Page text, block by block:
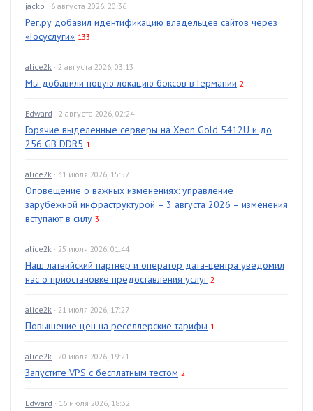
jackb · 6 августа 2026, 20:36
Рег.ру добавил идентификацию владельцев сайтов через
«Госуслуги» 133
alice2k · 2 августа 2026, 03:13
Мы добавили новую локацию боксов в Германии 2
Edward · 2 августа 2026, 02:24
Горячие выделенные серверы на Xeon Gold 5412U и до
256 GB DDR5 1
alice2k · 31 июля 2026, 15:57
Оповещение о важных изменениях: управление
зарубежной инфраструктурой – 3 августа 2026 – изменения
вступают в силу 3
alice2k · 25 июля 2026, 01:44
Наш латвийский партнёр и оператор дата-центра уведомил
нас о приостановке предоставления услуг 2
alice2k · 21 июля 2026, 17:27
Повышение цен на реселлерские тарифы 1
alice2k · 20 июля 2026, 19:21
Запустите VPS с бесплатным тестом 2
Edward · 16 июля 2026, 18:32